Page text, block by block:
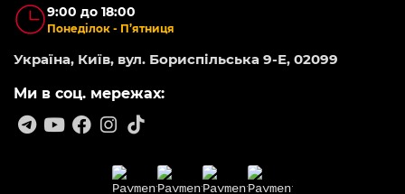
9:00 до 18:00
Понеділок - П’ятниця
Україна, Київ, вул. Бориспільська 9-Е, 02099
Ми в соц. мережах: